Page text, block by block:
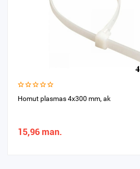
Homut plasmas 4x300 mm, ak
15,96 man.